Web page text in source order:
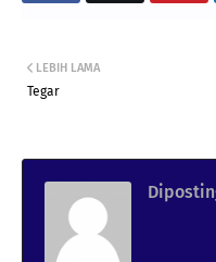
LEBIH LAMA
Tegar